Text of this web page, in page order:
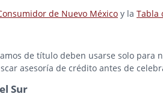
de Nuevo México y la Tabla
de título deben usarse solo
asesoría de crédito antes de
Sur